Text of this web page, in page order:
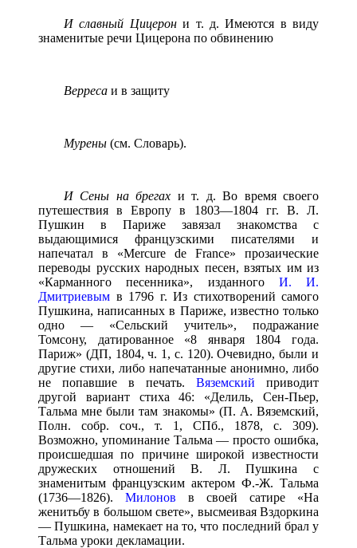
И славный Цицерони т. д. Имеются в виду
знаменитые речи Цицерона по обвинению
Верреса и в защиту
Мурены (см. Словарь).
И Сены на брегах и т. д. Во время своего
путешествия в Европу в 1803—1804 гг. В. Л.
Пушкин в Париже завязал знакомства с
выдающимися французскими писателями и
напечатал в «Mercure de France» прозаические
переводы русских народных песен, взятых им из
«Карманного песенника», изданного И. И.
Дмитриевым в 1796 г. Из стихотворений самого
Пушкина, написанных в Париже, известно только
одно — «Сельский учитель», подражание
Томсону, датированное «8 января 1804 года.
Париж» (ДП, 1804, ч. 1, с. 120). Очевидно, были и
другие стихи, либо напечатанные анонимно, либо
не попавшие в печать. Вяземский приводит
другой вариант стиха 46: «Делиль, Сен-Пьер,
Тальма мне были там знакомы» (П. А. Вяземский,
Полн. собр. соч., т. 1, СПб., 1878, с. 309).
Возможно, упоминание Тальма — просто ошибка,
происшедшая по причине широкой известности
дружеских отношений В. Л. Пушкина с
знаменитым французским актером Ф.-Ж. Тальма
(1736—1826). Милонов в своей сатире «На
женитьбу в большом свете», высмеивая Вздоркина
— Пушкина, намекает на то, что последний брал у
Тальма уроки декламации.